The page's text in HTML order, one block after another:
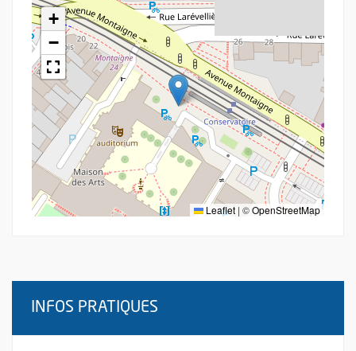
+
−
Leaflet | ©OpenStreetMap
INFOS PRATIQUES